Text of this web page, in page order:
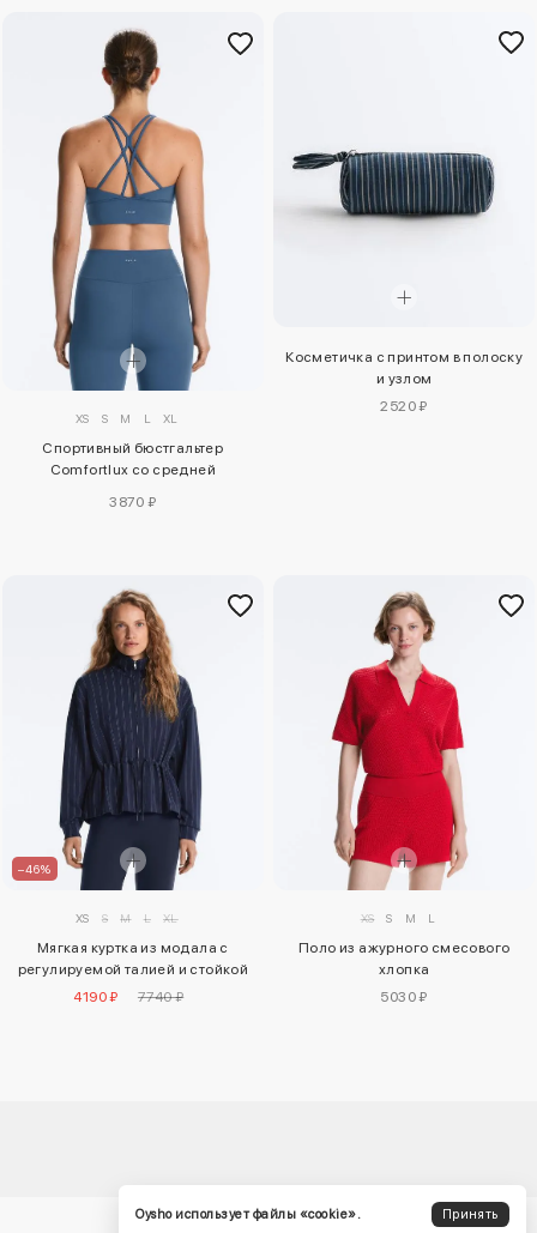
XS S M L XL
Спортивный бюстгальтер
Comfortlux со средней
3870 ₽
Косметичка с принтом в полоску
и узлом
2520 ₽
–46%
XS S M L XL
Мягкая куртка из модала с
регулируемой талией и стойкой
4190 ₽
7740 ₽
XS S M L
Поло из ажурного смесового
хлопка
5030 ₽
Oysho использует файлы «cookie».
Принять